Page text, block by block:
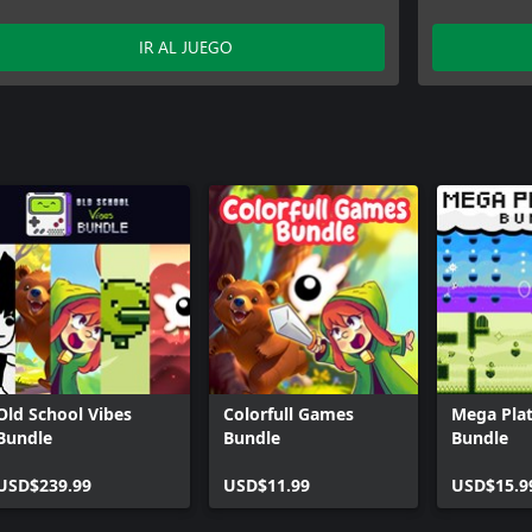
IR AL JUEGO
School Vibes
Colorfull Games
Bundle
USD$11.99
Mega
Bundle